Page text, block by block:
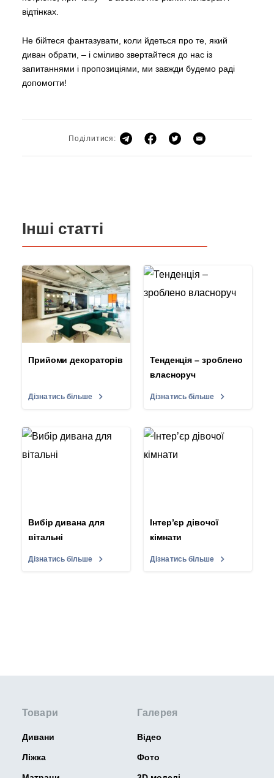
відтінках.
Не бійтеся фантазувати, коли йдеться про те, який
диван обрати, – і сміливо звертайтеся до нас із
запитаннями і пропозиціями, ми завжди будемо раді
допомогти!
Поділитися:
Інші статті
Прийоми декораторів
Дізнатись більше
Тенденція – зроблено
власноруч
Дізнатись більше
Вибір дивана для
вітальні
Дізнатись більше
Інтер’єр дівочої
кімнати
Дізнатись більше
Товари
Дивани
Ліжка
Галерея
Відео
Фото